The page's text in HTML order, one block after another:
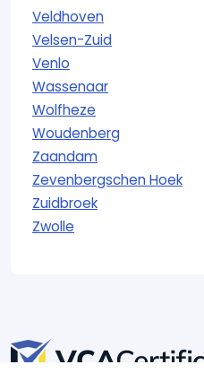
Veldhoven
Velsen-Zuid
Venlo
Wassenaar
Wolfheze
Woudenberg
Zaandam
Zevenbergschen Hoek
Zuidbroek
Zwolle